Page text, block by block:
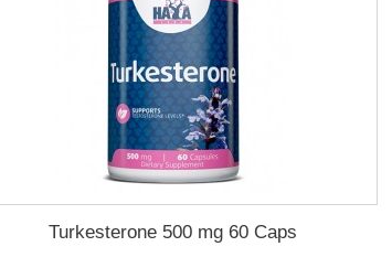
Turkesterone 500 mg 60 Caps